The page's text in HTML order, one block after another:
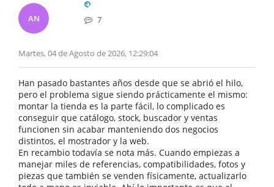
AN 7
Martes, 04 de Agosto de 2026, 12:29:04
Han pasado bastantes años desde que se abrió el hilo,
pero el problema sigue siendo prácticamente el mismo:
montar la tienda es la parte fácil, lo complicado es
conseguir que catálogo, stock, buscador y ventas
funcionen sin acabar manteniendo dos negocios
distintos, el mostrador y la web.
En recambio todavía se nota más. Cuando empiezas a
manejar miles de referencias, compatibilidades, fotos y
piezas que también se venden físicamente, actualizarlo